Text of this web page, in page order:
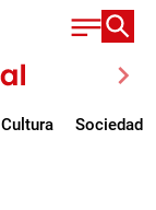
chevron_right
Cultura Sociedad